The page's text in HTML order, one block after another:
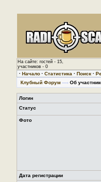
На сайте: гостей - 15,
участников - 0
· Начало · Статистика · Поиск ·
Клубный Форум —› Об
Логин
Статус
Фото
Дата регистрации